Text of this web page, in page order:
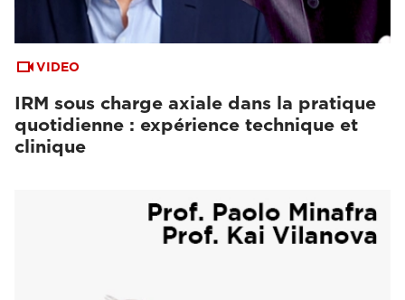
VIDEO
IRM sous charge axiale dans la pratique
quotidienne : expérience technique et
clinique